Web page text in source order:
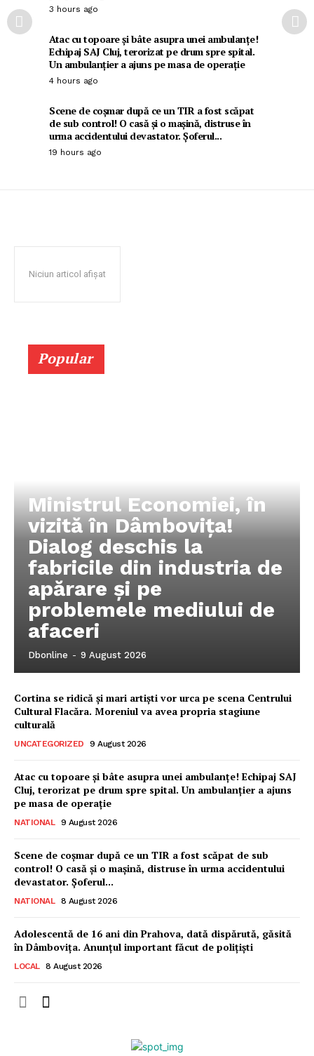
2de 2
3 hours ago
Atac cu topoare și bâte asupra unei ambulanțe!
Echipaj SAJ Cluj, terorizat pe drum spre spital.
Un ambulanțier a ajuns pe masa de operație
4 hours ago
Scene de coșmar după ce un TIR a fost scăpat
de sub control! O casă și o mașină, distruse în
urma accidentului devastator. Șoferul...
19 hours ago
Niciun articol afișat
Popular
Ministrul Economiei, în
vizită în Dâmbovița!
Dialog deschis la
fabricile din industria de
apărare și pe
problemele mediului de
afaceri
Dbonline - 9 August 2026
Cortina se ridică și mari artiști vor urca pe scena Centrului
Cultural Flacăra. Moreniul va avea propria stagiune
culturală
UNCATEGORIZED 9 August 2026
Atac cu topoare și bâte asupra unei ambulanțe! Echipaj SAJ
Cluj, terorizat pe drum spre spital. Un ambulanțier a ajuns
pe masa de operație
NATIONAL 9 August 2026
Scene de coșmar după ce un TIR a fost scăpat de sub
control! O casă și o mașină, distruse în urma accidentului
devastator. Șoferul...
NATIONAL 8 August 2026
Adolescentă de 16 ani din Prahova, dată dispărută, găsită
în Dâmbovița. Anunțul important făcut de polițiști
LOCAL 8 August 2026